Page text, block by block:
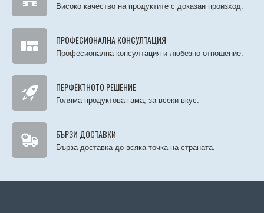
Високо качество на продуктите с доказан произход.
ПРОФЕСИОНАЛНА КОНСУЛТАЦИЯ
Професионална консултация и любезно отношение.
ПЕРФЕКТНОТО РЕШЕНИЕ
Голяма продуктова гама, за всеки вкус.
БЪРЗИ ДОСТАВКИ
Бърза доставка до всяка точка на страната.